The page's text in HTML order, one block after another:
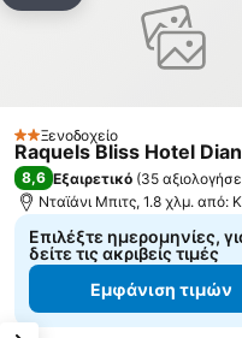
2 Αστέρια
Ξενοδοχείο
Raquels Bliss Hotel
8,6 Εξαιρετικό (35
Νταϊάνι Μπιτς, 1.8 χλμ. από:
Επιλέξτε ημερομηνίες,
δείτε τις ακριβείς τιμές
Εμφάνιση τιμών